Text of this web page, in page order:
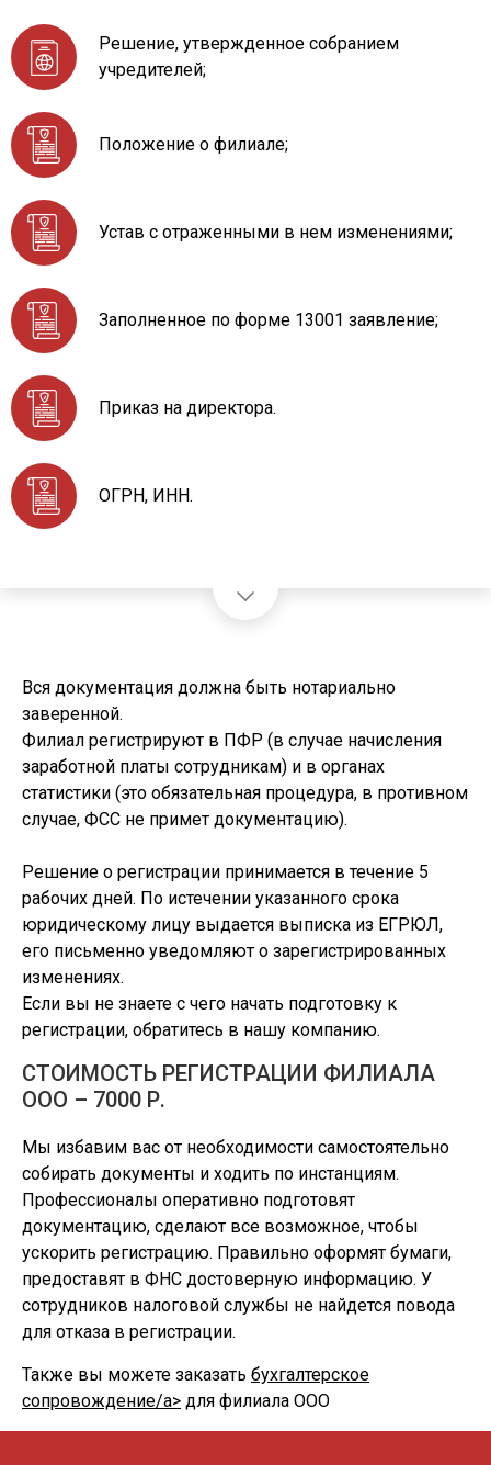
Решение, утвержденное собранием
учредителей;
Положение о филиале;
Устав с отраженными в нем изменениями;
Заполненное по форме 13001 заявление;
Приказ на директора.
ОГРН, ИНН.
Вся документация должна быть нотариально
заверенной.
Филиал регистрируют в ПФР (в случае начисления
заработной платы сотрудникам) и в органах
статистики (это обязательная процедура, в противном
случае, ФСС не примет документацию).
Решение о регистрации принимается в течение 5
рабочих дней. По истечении указанного срока
юридическому лицу выдается выписка из ЕГРЮЛ,
его письменно уведомляют о зарегистрированных
изменениях.
Если вы не знаете с чего начать подготовку к
регистрации, обратитесь в нашу компанию.
СТОИМОСТЬ РЕГИСТРАЦИИ ФИЛИАЛА
ООО – 7000 Р.
Мы избавим вас от необходимости самостоятельно
собирать документы и ходить по инстанциям.
Профессионалы оперативно подготовят
документацию, сделают все возможное, чтобы
ускорить регистрацию. Правильно оформят бумаги,
предоставят в ФНС достоверную информацию. У
сотрудников налоговой службы не найдется повода
для отказа в регистрации.
Также вы можете заказать бухгалтерское
сопровождение/a> для филиала ООО